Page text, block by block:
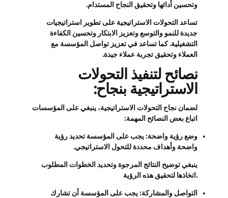
وتحسين أدائها وتحقيق النجاح المستدام.
تساعد التحولات الاستراتيجية على تطوير استراتيجيات
جديدة للنمو والتوسع وتعزيز الابتكار وتحسين الكفاءة
التشغيلية. كما تساعد في تعزيز تواصل المؤسسة مع
العملاء وتحقيق تجربة عملاء جيدة.
نصائح لتنفيذ التحولات
الاستراتيجية بنجاح:
لضمان نجاح التحولات الاستراتيجية، ينبغي على المؤسسات
اتباع بعض النصائح المهمة:
وضع رؤية واضحة: يجب على المؤسسة تحديد رؤية
واضحة وأهداف محددة للتحول الاستراتيجي.
ينبغي توضيح النتائج المرجوة وتحديد الخطوات المطلوب
اتخاذها لتحقيق هذه الرؤية.
التواصل والمشاركة: يجب على المؤسسة أن تشارك